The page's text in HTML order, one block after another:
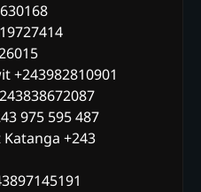
+243982810901
975 595 487
+243